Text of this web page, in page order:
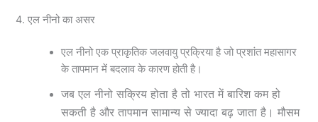
4. एल नीनो का असर
एल नीनो एक प्राकृतिक जलवायु प्रक्रिया है जो प्रशांत महासागर
के तापमान में बदलाव के कारण होती है।
जब एल नीनो सक्रिय होता है तो भारत में बारिश कम हो
सकती है और तापमान सामान्य से ज्यादा बढ़ जाता है। मौसम